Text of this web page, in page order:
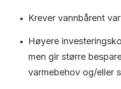
Krever vannbårent
Høyere
men gir større
varmebehov og/eller